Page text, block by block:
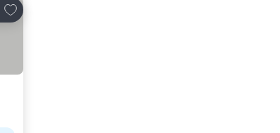
Adicionar aos favoritos